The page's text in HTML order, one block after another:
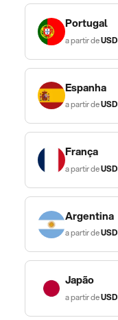
Portugal
a partir deUSD
Espanha
a partir deUSD
França
a partir deUSD
Argentina
a partir deUSD
Japão
a partir deUSD